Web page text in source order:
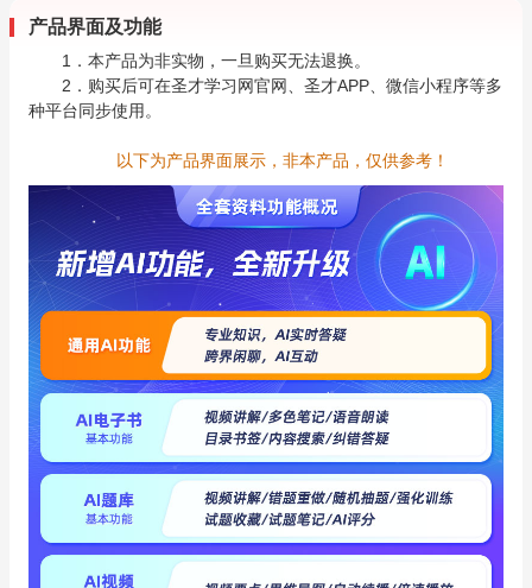
产品界面及功能
1．本产品为非实物，一旦购买无法退换。
2．购买后可在圣才学习网官网、圣才APP、微信小程序等多
种平台同步使用。
以下为产品界面展示，非本产品，仅供参考！